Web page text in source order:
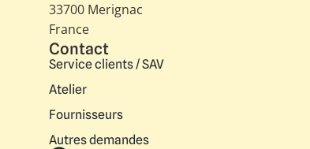
33700 Merignac
France
Contact
Service clients / SAV
Atelier
Fournisseurs
Autres demandes